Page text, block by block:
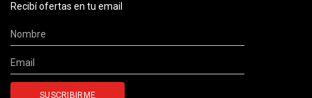
Recibí ofertas en tu email